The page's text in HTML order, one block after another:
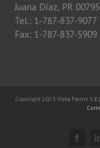
Juana Díaz, PR 00795
Tel.: 1-787-837-9077
Fax: 1-787-837-5909
Copyright 2023 Vista Farms